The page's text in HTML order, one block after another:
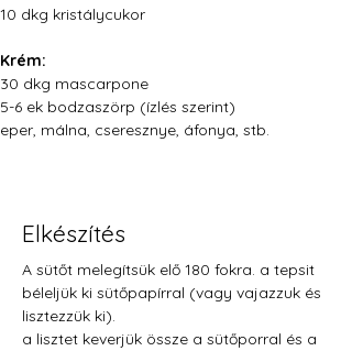
10 dkg kristálycukor
Krém:
30 dkg mascarpone
5-6 ek bodzaszörp (ízlés szerint)
eper, málna, cseresznye, áfonya, stb.
Elkészítés
A sütőt melegítsük elő 180 fokra. a tepsit
béleljük ki sütőpapírral (vagy vajazzuk és
lisztezzük ki).
a lisztet keverjük össze a sütőporral és a